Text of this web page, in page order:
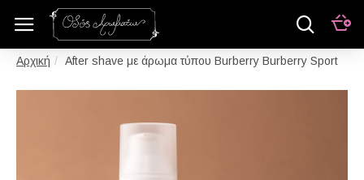
After shave με άρωμα τύπου Burberry Burberry Sport